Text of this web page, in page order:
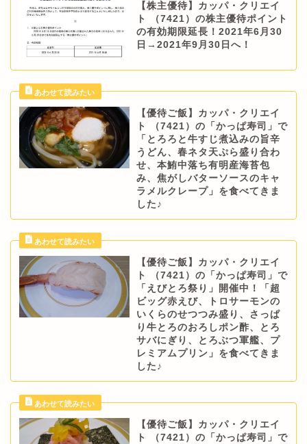
【株主優待】カッパ・クリエイ
ト （7421）の株主優待ポイント
の有効期限延長！2021年6月30
日→2021年9月30日へ！
【優待ご飯】カッパ・クリエイ
ト （7421）の「かっぱ寿司」で
「とろろと牛すじ煮込みの旨辛
うどん、春ネタ天ぷら盛り合わ
せ、本鮪中落ち有明産海苔包
み、焦がしバターソースのキャ
ラメルクレープ」を食べてきま
した♪
【優待ご飯】カッパ・クリエイ
ト （7421）の「かっぱ寿司」で
「えびとろ祭り」開催中！「超
ビッグ赤えび、トロサーモンの
いくらのせつつみ盛り、さっぱ
り牛とろのおろしポン酢、とろ
サバにぎり、とろぶつ軍艦、プ
レミアムプリン」を食べてきま
した♪
【優待ご飯】カッパ・クリエイ
ト （7421）の「かっぱ寿司」で